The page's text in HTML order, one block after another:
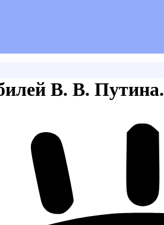
В. В. Путина.